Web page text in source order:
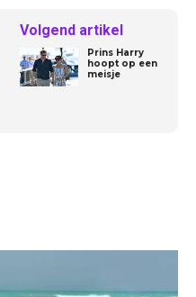
Volgend artikel
Prins Harry
hoopt op een
meisje